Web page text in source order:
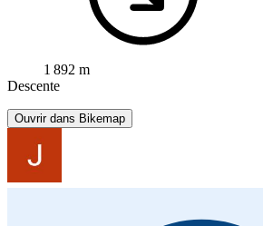
1 892 m
Descente
Ouvrir dans Bikemap